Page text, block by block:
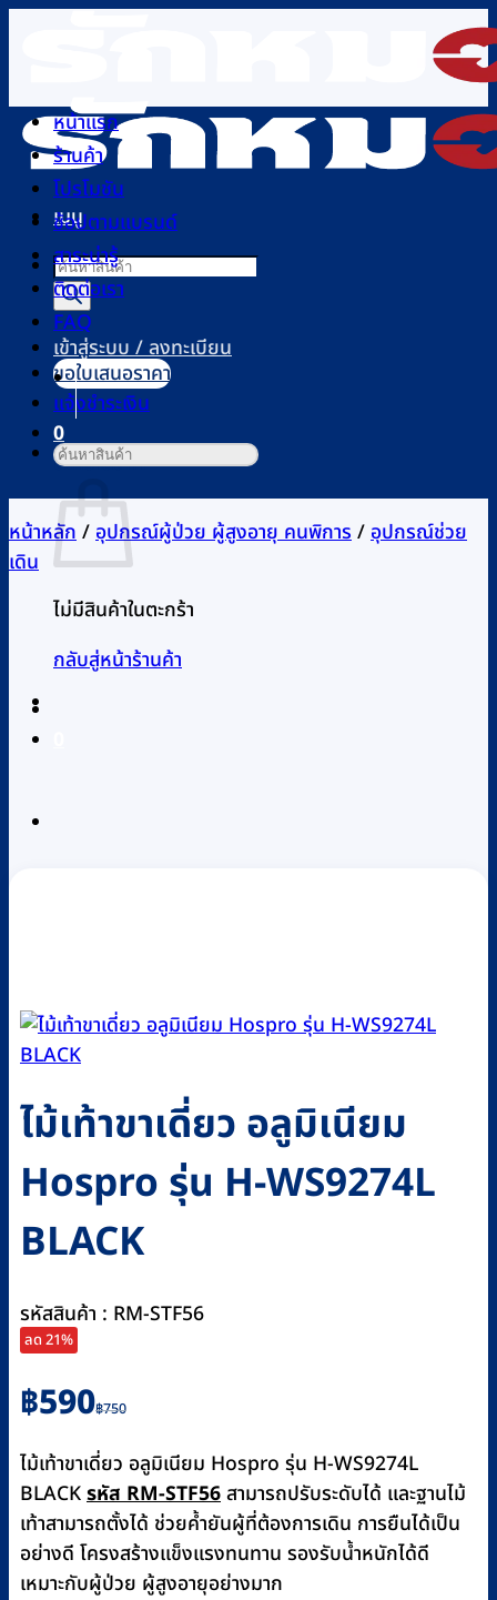
เนื้อหา
เมนู
Products
search
เข้าสู่ระบบ / ลงทะเบียน
0
ตะกร้าสินค้า
ไม่มีสินค้าในตะกร้า
กลับสู่หน้าร้านค้า
หน้าแรก
ร้านค้า
โปรโมชัน
ช้อปตามแบรนด์
สาระน่ารู้
ติดต่อเรา
FAQ
ขอใบเสนอราคา
แจ้งชำระเงิน
ค้นหา:
หน้าหลัก/อุปกรณ์ผู้ป่วย ผู้สูงอายุ คนพิการ/อุปกรณ์ช่วย
เดิน
ไม้เท้าขาเดี่ยว อลูมิเนียม
Hospro รุ่น H-WS9274L
BLACK
รหัสสินค้า : RM-STF56
ลด 21%
฿750
Original
price
was:
฿750.
฿590
Current
price
is:
฿590.
ไม้เท้าขาเดี่ยว อลูมิเนียม Hospro รุ่น H-WS9274L
BLACKรหัส RM-STF56สามารถปรับระดับได้ และฐานไม้
เท้าสามารถตั้งได้ ช่วยค้ำยันผู้ที่ต้องการเดิน การยืนได้เป็น
อย่างดี โครงสร้างแข็งแรงทนทาน รองรับน้ำหนักได้ดี
เหมาะกับผู้ป่วย ผู้สูงอายุอย่างมาก